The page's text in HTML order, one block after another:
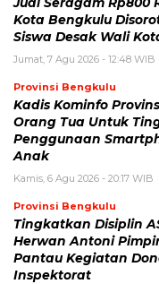
Jual Seragam Rp800
Kota Bengkulu
Siswa Desak Wali
Jumat, 7 Agu 2026 - 12:48 WIB
Provinsi Bengkulu
Kadis Kominfo
Orang Tua Untuk
Penggunaan
Anak
Kamis, 6 Agu 2026 - 20:17 WIB
Provinsi Bengkulu
Tingkatkan Disiplin
Herwan Antoni
Pantau Kegiatan
Inspektorat